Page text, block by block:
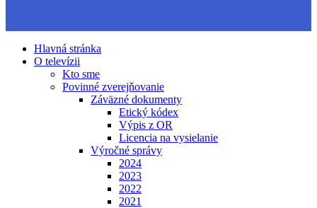
Hlavná stránka
O televízii
Kto sme
Povinné zverejňovanie
Záväzné dokumenty
Etický kódex
Výpis z OR
Licencia na vysielanie
Výročné správy
2024
2023
2022
2021